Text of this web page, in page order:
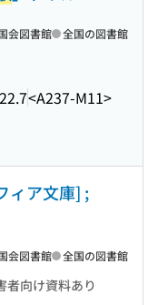
<A237-M11>
会図書館 全国の図書館
ィア文庫] ;
者向け資料あり
会図書館 全国の図書館